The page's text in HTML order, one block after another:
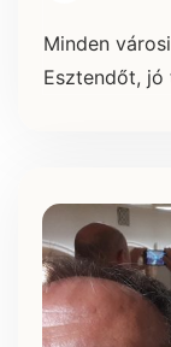
Minden
Esztendőt, jó